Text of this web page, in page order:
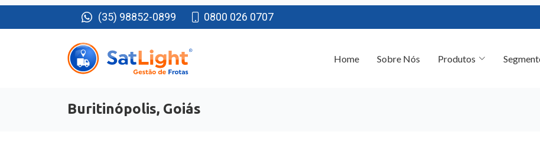
(35) 98852-0899 0800 026 0707
Buritinópolis, Goiás